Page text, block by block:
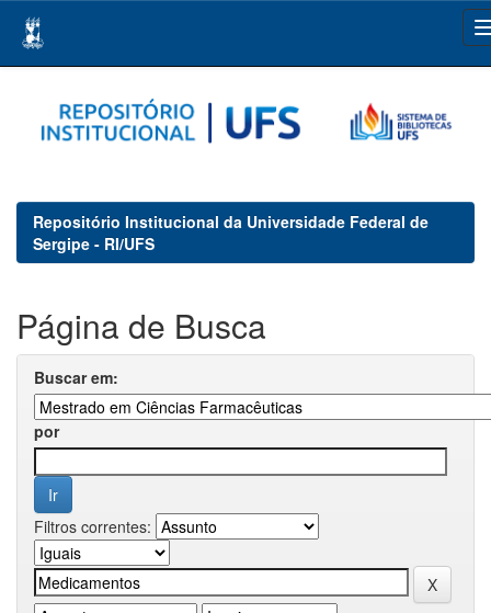
navigation
Repositório Institucional da Universidade Federal de
Sergipe - RI/UFS
Página de Busca
Buscar em:
por
Filtros correntes: